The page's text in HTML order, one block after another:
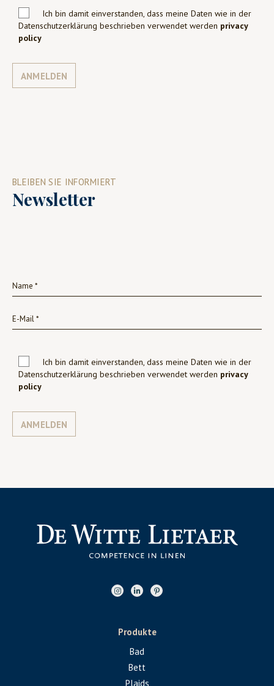
Ich bin damit einverstanden, dass meine Daten wie in der
Datenschutzerklärung beschrieben verwendet werden privacy
policy
ANMELDEN
BLEIBEN SIE INFORMIERT
Newsletter
Ich bin damit einverstanden, dass meine Daten wie in der
Datenschutzerklärung beschrieben verwendet werden privacy
policy
ANMELDEN
Produkte
Bad
Bett
Plaids